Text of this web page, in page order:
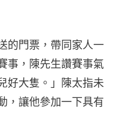
的門票，帶同家人一
事，陳先生讚賽事氣
好大隻。」陳太指未
，讓他參加一下具有